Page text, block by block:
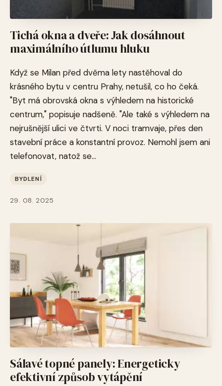
Tichá okna a dveře: Jak dosáhnout
maximálního útlumu hluku
Když se Milan před dvěma lety nastěhoval do
krásného bytu v centru Prahy, netušil, co ho čeká.
"Byt má obrovská okna s výhledem na historické
centrum," popisuje nadšeně. "Ale také s výhledem na
nejrušnější ulici ve čtvrti. V noci tramvaje, přes den
stavební práce a konstantní provoz. Nemohl jsem ani
telefonovat, natož se...
BYDLENÍ
29. 08. 2025
Sálavé topné panely: Energeticky
efektivní způsob vytápění